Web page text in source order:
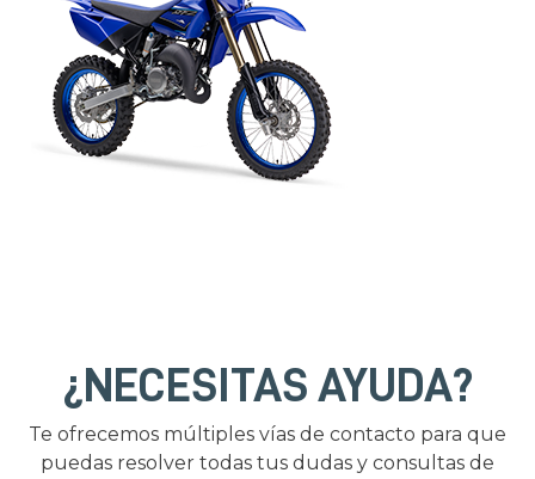
¿NECESITAS AYUDA?
Te ofrecemos múltiples vías de contacto para que
puedas resolver todas tus dudas y consultas de